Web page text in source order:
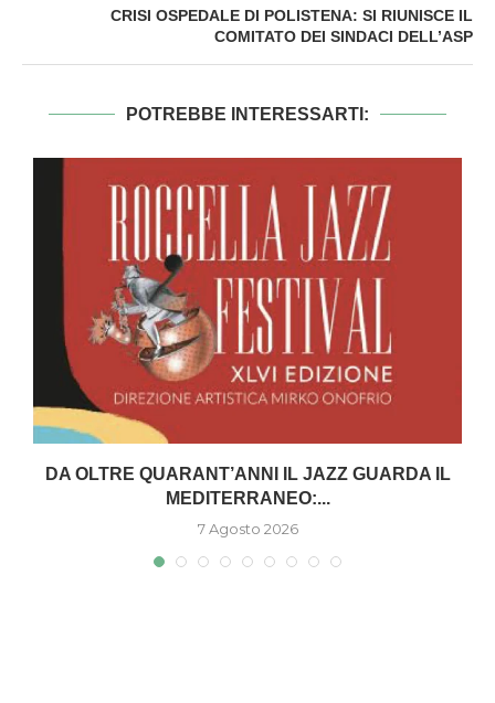
CRISI OSPEDALE DI POLISTENA: SI RIUNISCE IL
COMITATO DEI SINDACI DELL’ASP
POTREBBE INTERESSARTI:
DA OLTRE QUARANT’ANNI IL JAZZ GUARDA IL
MEDITERRANEO:...
7 Agosto 2026